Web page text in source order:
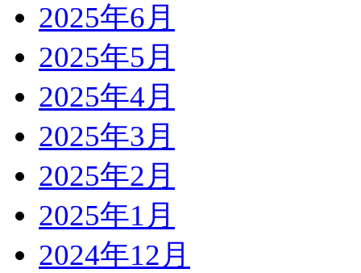
2025年6月
2025年5月
2025年4月
2025年3月
2025年2月
2025年1月
2024年12月